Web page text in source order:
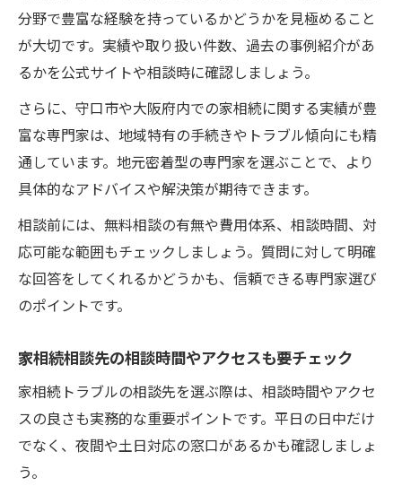
分野で豊富な経験を持っているかどうかを見極めること
が大切です。実績や取り扱い件数、過去の事例紹介があ
るかを公式サイトや相談時に確認しましょう。
さらに、守口市や大阪府内での家相続に関する実績が豊
富な専門家は、地域特有の手続きやトラブル傾向にも精
通しています。地元密着型の専門家を選ぶことで、より
具体的なアドバイスや解決策が期待できます。
相談前には、無料相談の有無や費用体系、相談時間、対
応可能な範囲もチェックしましょう。質問に対して明確
な回答をしてくれるかどうかも、信頼できる専門家選び
のポイントです。
家相続相談先の相談時間やアクセスも要チェック
家相続トラブルの相談先を選ぶ際は、相談時間やアクセ
スの良さも実務的な重要ポイントです。平日の日中だけ
でなく、夜間や土日対応の窓口があるかも確認しましょ
う。